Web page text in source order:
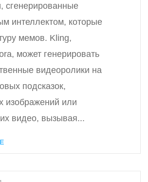
сгенерированные
интеллектом, которые
мемов. Kling,
может генерировать
видеоролики на
подсказок,
изображений или
видео, вызывая...